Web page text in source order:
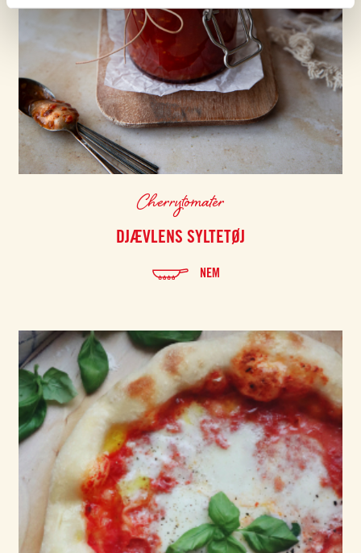
Cookieindstillinger. For yderligere oplysninger kan du læse
Cookiepolitik .
Cherrytomater
DJÆVLENS SYLTETØJ
NEM